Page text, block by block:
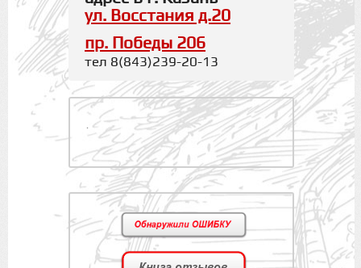
ул. Восстания д.20
пр. Победы 206
тел 8(843)239-20-13
.